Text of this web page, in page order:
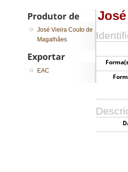
Produtor de
José Vieira Couto de
Magalhães
Exportar
EAC